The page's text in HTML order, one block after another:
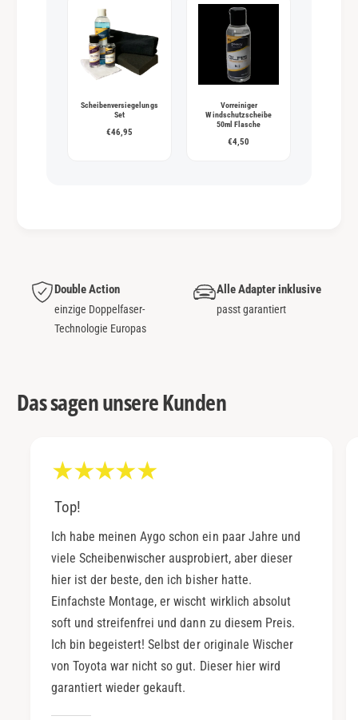
Scheibenversiegelungs
Set
€46,95
Vorreiniger
Windschutzscheibe
50ml Flasche
€4,50
Double Action
einzige Doppelfaser-
Technologie Europas
Alle Adapter inklusive
passt garantiert
Das sagen unsere Kunden
Top!
Ich habe meinen Aygo schon ein paar Jahre und
viele Scheibenwischer ausprobiert, aber dieser
hier ist der beste, den ich bisher hatte.
Einfachste Montage, er wischt wirklich absolut
soft und streifenfrei und dann zu diesem Preis.
Ich bin begeistert! Selbst der originale Wischer
von Toyota war nicht so gut. Dieser hier wird
garantiert wieder gekauft.